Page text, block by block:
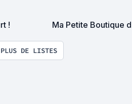
! Ma Petite Boutique
DE LISTES